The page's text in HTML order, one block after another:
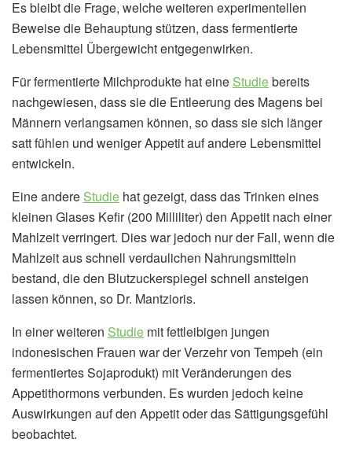
Es bleibt die Frage, welche weiteren experimentellen
Beweise die Behauptung stützen, dass fermentierte
Lebensmittel Übergewicht entgegenwirken.
Für fermentierte Milchprodukte hat eine Studiebereits
nachgewiesen, dass sie die Entleerung des Magens bei
Männern verlangsamen können, so dass sie sich länger
satt fühlen und weniger Appetit auf andere Lebensmittel
entwickeln.
Eine andere Studie hat gezeigt, dass das Trinken eines
kleinen Glases Kefir (200 Milliliter) den Appetit nach einer
Mahlzeit verringert. Dies war jedoch nur der Fall, wenn die
Mahlzeit aus schnell verdaulichen Nahrungsmitteln
bestand, die den Blutzuckerspiegel schnell ansteigen
lassen können, so Dr. Mantzioris.
In einer weiteren Studie mit fettleibigen jungen
indonesischen Frauen war der Verzehr von Tempeh (ein
fermentiertes Sojaprodukt) mit Veränderungen des
Appetithormons verbunden. Es wurden jedoch keine
Auswirkungen auf den Appetit oder das Sättigungsgefühl
beobachtet.